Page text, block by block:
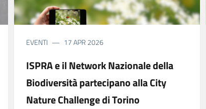
EVENTI 17 APR 2026
ISPRA e il Network Nazionale della
Biodiversità partecipano alla City
Nature Challenge di Torino